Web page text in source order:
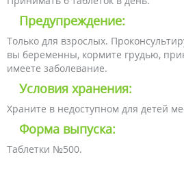
Предупреждение:
Только для взрослых.
вы беременны, кормите грудью,
имеете заболевание.
Условия хранения:
Храните в недоступном для детей
Форма выпуска:
Таблетки №500.